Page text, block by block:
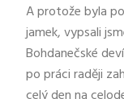
A protože byla
jamek, vypsali
Bohdanečské
po práci raději